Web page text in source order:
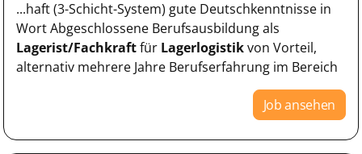
...haft (3-Schicht-System) gute Deutschkenntnisse in
Wort Abgeschlossene Berufsausbildung als
Lagerist/Fachkraftfür Lagerlogistikvon Vorteil,
alternativ mehrere Jahre Berufserfahrung im Bereich
Job ansehen